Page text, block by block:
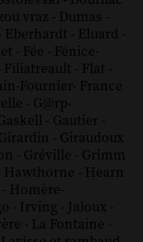
vraz - Dumas -
Eberhardt - Eluard -
- Fée - Fénice-
Filiatreault - Flat -
Fournier- France
- G@rp-
- Gautier -
- Giraudoux
- Gréville - Grimm
Hawthorne - Hearn
- Homère-
- Irving - Jaloux -
- La Fontaine -